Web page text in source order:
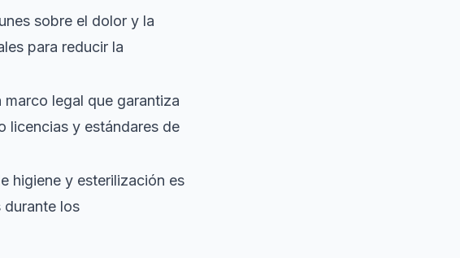
sobre el dolor y la
para reducir la
legal que garantiza
licencias y estándares de
higiene y esterilización es
durante los